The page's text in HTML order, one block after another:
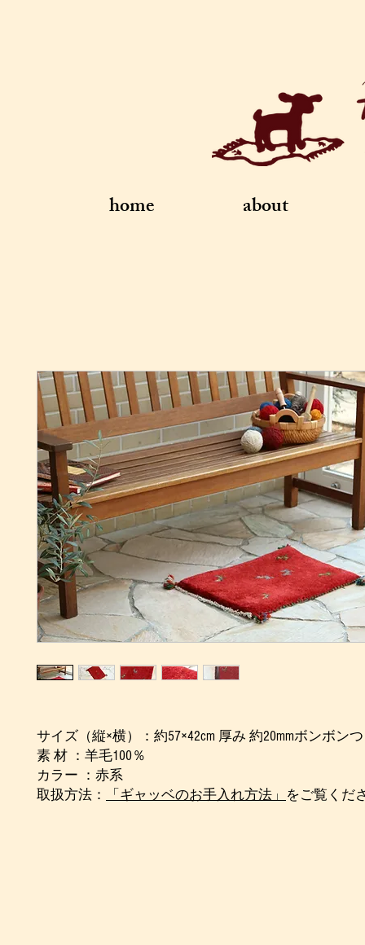
home about
サイズ（縦×横）：約57×42cm 厚み 約20mmボンボン
素 材 ：羊毛100％
カラー ：赤系
取扱方法：
「ギャッベのお手入れ方法」 をご覧くだ